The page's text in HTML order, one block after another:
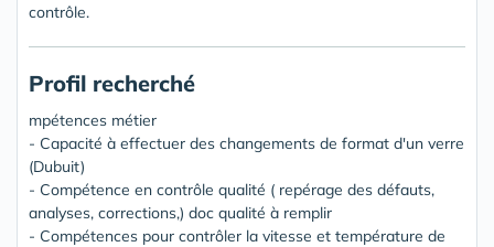
contrôle.
Profil recherché
mpétences métier
- Capacité à effectuer des changements de format d'un verre
(Dubuit)
- Compétence en contrôle qualité ( repérage des défauts,
analyses, corrections,) doc qualité à remplir
- Compétences pour contrôler la vitesse et température de